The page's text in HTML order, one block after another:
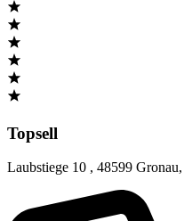
Topsell
Laubstiege 10 , 48599 Gronau,